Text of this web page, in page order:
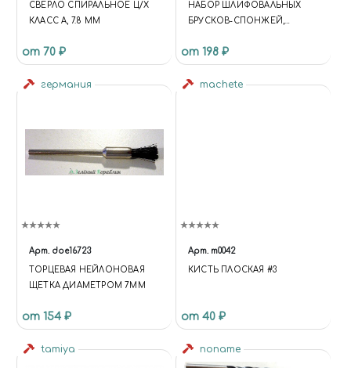
СВЕРЛО СПИРАЛЬНОЕ Ц/Х
КЛАСС А, 7.8 ММ
от 70 ₽
НАБОР ШЛИФОВАЛЬНЫХ
БРУСКОВ-СПОНЖЕЙ,
от 198 ₽
германия
Арт. doe16723
ТОРЦЕВАЯ НЕЙЛОНОВАЯ
ЩЕТКА ДИАМЕТРОМ 7ММ
от 154 ₽
machete
Арт. m0042
КИСТЬ ПЛОСКАЯ #3
от 40 ₽
tamiya noname